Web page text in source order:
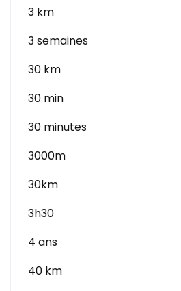
3 km
3 semaines
30 km
30 min
30 minutes
3000m
30km
3h30
4 ans
40 km